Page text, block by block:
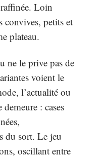
Loin
convives, petits et
plateau.
ne le prive pas de
voient le
l’actualité ou
: cases
du sort. Le jeu
oscillant entre